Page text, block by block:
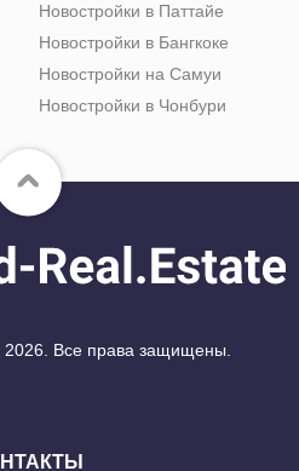
Новостройки в Паттайе
Новостройки в Бангкоке
Новостройки на Самуи
Новостройки в Чонбури
Все права защищены.